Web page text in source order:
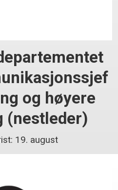
og høyere
(nestleder)
19. august